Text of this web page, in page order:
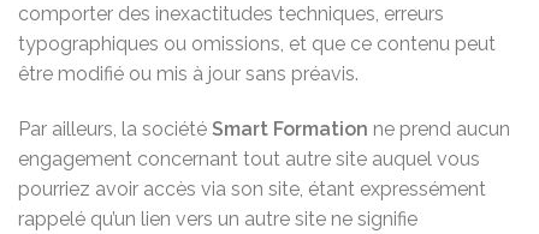
comporter des inexactitudes techniques, erreurs
typographiques ou omissions, et que ce contenu peut
être modifié ou mis à jour sans préavis.
Par ailleurs, la société Smart Formation ne prend aucun
engagement concernant tout autre site auquel vous
pourriez avoir accès via son site, étant expressément
rappelé qu’un lien vers un autre site ne signifie